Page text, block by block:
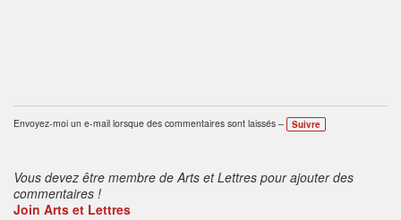
Envoyez-moi un e-mail lorsque des commentaires sont laissés – Suivre
Vous devez être membre de Arts et Lettres pour ajouter des
commentaires !
Join Arts et Lettres